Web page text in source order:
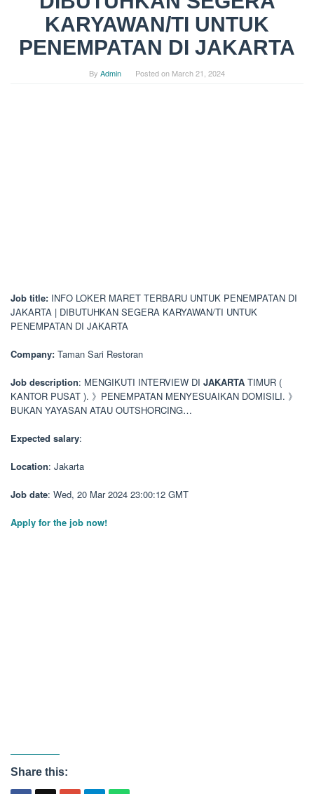
KARYAWAN/TI UNTUK
PENEMPATAN DI JAKARTA
By Admin Posted on March 21, 2024
Job title: INFO LOKER MARET TERBARU UNTUK PENEMPATAN DI
JAKARTA | DIBUTUHKAN SEGERA KARYAWAN/TI UNTUK
PENEMPATAN DI JAKARTA
Company: Taman Sari Restoran
Job description: MENGIKUTI INTERVIEW DI JAKARTA TIMUR (
KANTOR PUSAT ). 》PENEMPATAN MENYESUAIKAN DOMISILI. 》
BUKAN YAYASAN ATAU OUTSHORCING…
Expected salary:
Location: Jakarta
Job date: Wed, 20 Mar 2024 23:00:12 GMT
Apply for the job now!
Share this: